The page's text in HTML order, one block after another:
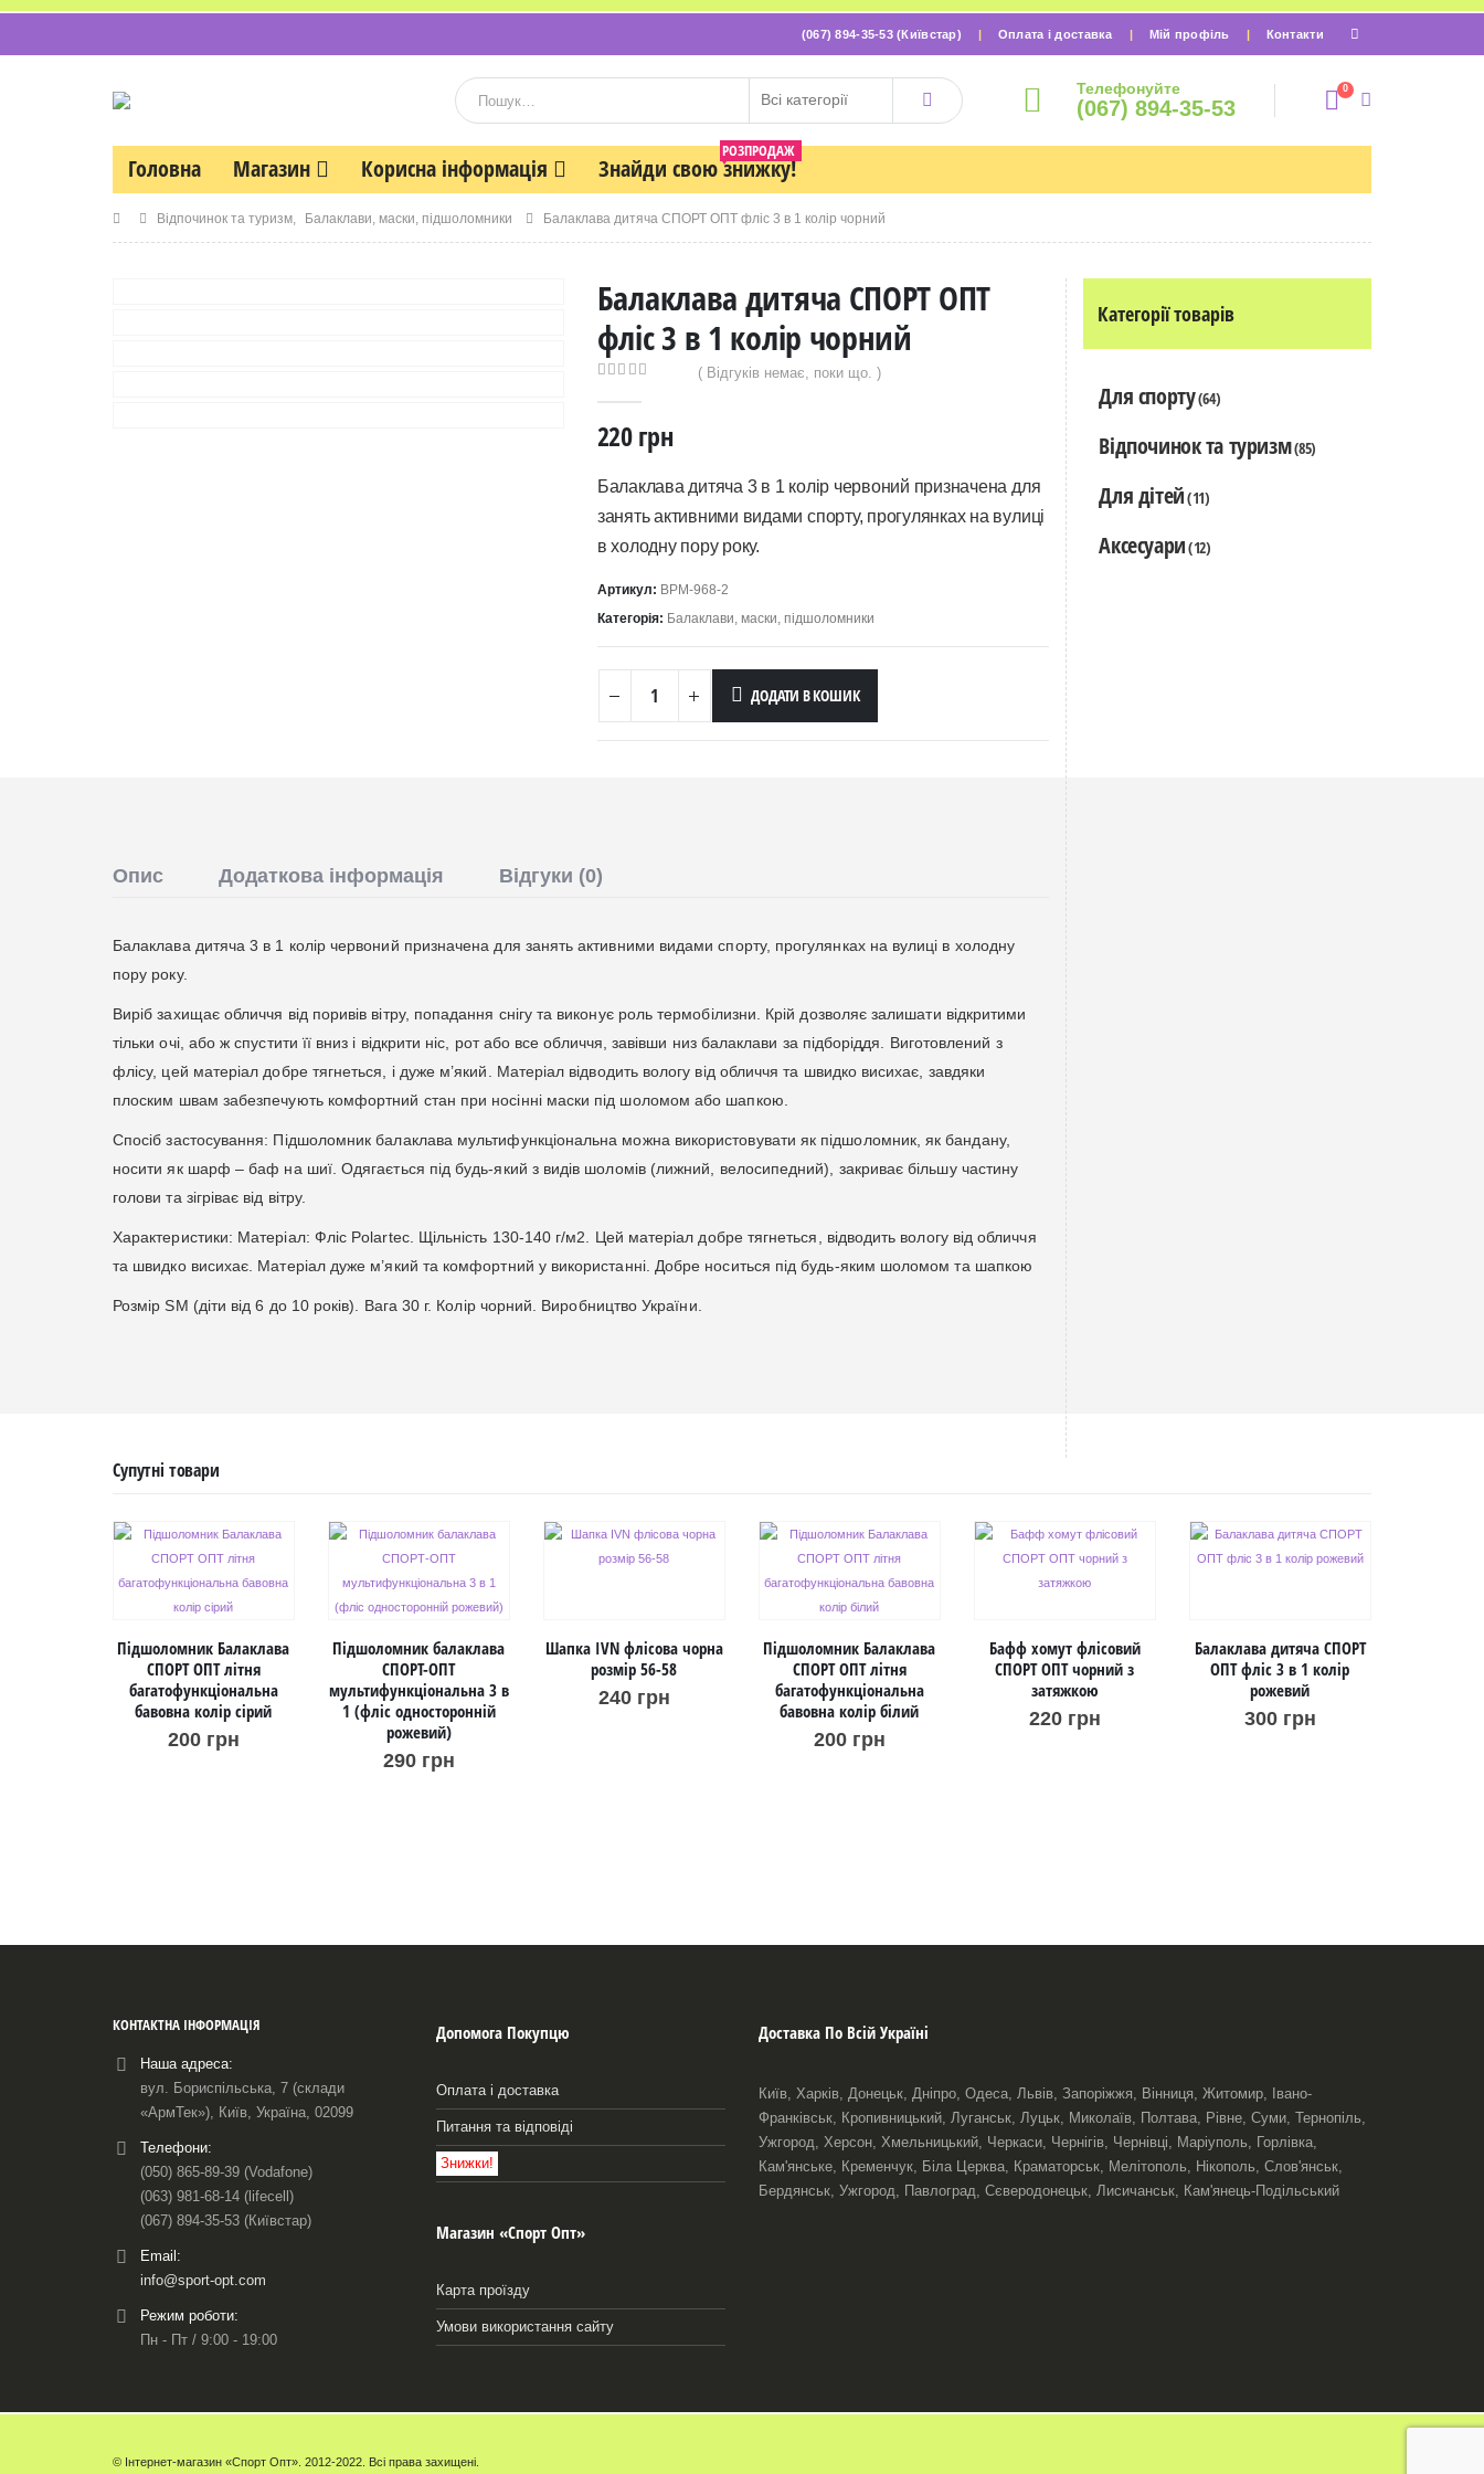
(067) 894-35-53 (Київстар) Оплата і доставка Мій профіль Контакти
Телефонуйте
(067) 894-35-53
0
Головна Магазин Корисна інформація Знайди свою знижку!
РОЗПРОДАЖ
Відпочинок та туризм, Балаклави, маски, підшоломники Балаклава дитяча СПОРТ ОПТ фліс 3 в 1 колір чорний
Балаклава дитяча СПОРТ ОПТ
фліс 3 в 1 колір чорний
( Відгуків немає, поки що. )
220грн
Балаклава дитяча 3 в 1 колір червоний призначена для
занять активними видами спорту, прогулянках на вулиці
в холодну пору року.
Артикул: BPM-968-2
Категорія: Балаклави, маски, підшоломники
ДОДАТИ В КОШИК
Опис Додаткова інформація Відгуки (0)
Балаклава дитяча 3 в 1 колір червоний призначена для занять активними видами спорту, прогулянках на вулиці в холодну
пору року.
Виріб захищає обличчя від поривів вітру, попадання снігу та виконує роль термобілизни. Крій дозволяє залишати відкритими
тільки очі, або ж спустити її вниз і відкрити ніс, рот або все обличчя, завівши низ балаклави за підборіддя. Виготовлений з
флісу, цей матеріал добре тягнеться, і дуже м’який. Матеріал відводить вологу від обличчя та швидко висихає, завдяки
плоским швам забезпечують комфортний стан при носінні маски під шоломом або шапкою.
Спосіб застосування: Підшоломник балаклава мультифункціональна можна використовувати як підшоломник, як бандану,
носити як шарф – баф на шиї. Одягається під будь-який з видів шоломів (лижний, велосипедний), закриває більшу частину
голови та зігріває від вітру.
Характеристики: Матеріал: Фліс Polartec. Щільність 130-140 г/м2. Цей матеріал добре тягнеться, відводить вологу від обличчя
та швидко висихає. Матеріал дуже м’який та комфортний у використанні. Добре носиться під будь-яким шоломом та шапкою
Розмір SM (діти від 6 до 10 років). Вага 30 г. Колір чорний. Виробництво України.
Категорії товарів
Для спорту(64)
Відпочинок та туризм(85)
Для дітей(11)
Аксесуари(12)
Супутні товари
Підшоломник Балаклава
СПОРТ ОПТ літня
багатофункціональна
бавовна колір сірий
200 грн
Підшоломник балаклава
СПОРТ-ОПТ
мультифункціональна 3 в
1 (фліс односторонній
рожевий)
290 грн
Шапка IVN флісова чорна
розмір 56-58
240 грн
Підшоломник Балаклава
СПОРТ ОПТ літня
багатофункціональна
бавовна колір білий
200 грн
Бафф хомут флісовий
СПОРТ ОПТ чорний з
затяжкою
220 грн
Балаклава дитяча СПОРТ
ОПТ фліс 3 в 1 колір
рожевий
300 грн
КОНТАКТНА ІНФОРМАЦІЯ
Наша адреса:
вул. Бориспільська, 7 (склади
«АрмТек»), Київ, Україна, 02099
Телефони:
(050) 865-89-39 (Vodafone)
(063) 981-68-14 (lifecell)
(067) 894-35-53 (Київстар)
Email:
info@sport-opt.com
Режим роботи:
Пн - Пт / 9:00 - 19:00
Допомога Покупцю
Оплата і доставка
Питання та відповіді
Знижки!
Магазин «Спорт Опт»
Карта проїзду
Умови використання сайту
Доставка По Всій Україні
Київ, Харків, Донецьк, Дніпро, Одеса, Львів, Запоріжжя, Вінниця, Житомир, Івано-
Франківськ, Кропивницький, Луганськ, Луцьк, Миколаїв, Полтава, Рівне, Суми, Тернопіль,
Ужгород, Херсон, Хмельницький, Черкаси, Чернігів, Чернівці, Маріуполь, Горлівка,
Кам'янське, Кременчук, Біла Церква, Краматорськ, Мелітополь, Нікополь, Слов'янськ,
Бердянськ, Ужгород, Павлоград, Сєверодонецьк, Лисичанськ, Кам'янець-Подільський
© Інтернет-магазин «Спорт Опт». 2012-2022. Всі права захищені.